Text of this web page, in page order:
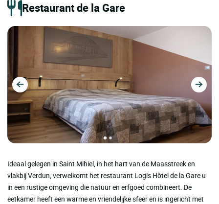
Restaurant de la Gare
Ideaal gelegen in Saint Mihiel, in het hart van de Maasstreek en
vlakbij Verdun, verwelkomt het restaurant Logis Hôtel de la Gare u
in een rustige omgeving die natuur en erfgoed combineert. De
eetkamer heeft een warme en vriendelijke sfeer en is ingericht met